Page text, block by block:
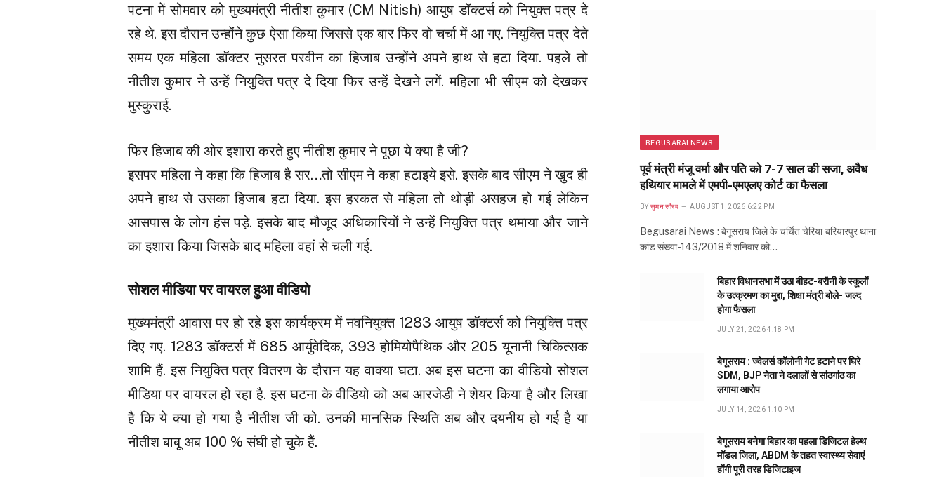
पटना में सोमवार को मुख्यमंत्री नीतीश कुमार (CM Nitish) आयुष डॉक्टर्स को नियुक्त पत्र दे
रहे थे. इस दौरान उन्होंने कुछ ऐसा किया जिससे एक बार फिर वो चर्चा में आ गए. नियुक्ति पत्र देते
समय एक महिला डॉक्टर नुसरत परवीन का हिजाब उन्होंने अपने हाथ से हटा दिया. पहले तो
नीतीश कुमार ने उन्हें नियुक्ति पत्र दे दिया फिर उन्हें देखने लगें. महिला भी सीएम को देखकर
मुस्कुराई.
फिर हिजाब की ओर इशारा करते हुए नीतीश कुमार ने पूछा ये क्या है जी?
इसपर महिला ने कहा कि हिजाब है सर…तो सीएम ने कहा हटाइये इसे. इसके बाद सीएम ने खुद ही
अपने हाथ से उसका हिजाब हटा दिया. इस हरकत से महिला तो थोड़ी असहज हो गई लेकिन
आसपास के लोग हंस पड़े. इसके बाद मौजूद अधिकारियों ने उन्हें नियुक्ति पत्र थमाया और जाने
का इशारा किया जिसके बाद महिला वहां से चली गई.
सोशल मीडिया पर वायरल हुआ वीडियो
मुख्यमंत्री आवास पर हो रहे इस कार्यक्रम में नवनियुक्त 1283 आयुष डॉक्टर्स को नियुक्ति पत्र
दिए गए. 1283 डॉक्टर्स में 685 आर्युवेदिक, 393 होमियोपैथिक और 205 यूनानी चिकित्सक
शामि हैं. इस नियुक्ति पत्र वितरण के दौरान यह वाक्या घटा. अब इस घटना का वीडियो सोशल
मीडिया पर वायरल हो रहा है. इस घटना के वीडियो को अब आरजेडी ने शेयर किया है और लिखा
है कि ये क्या हो गया है नीतीश जी को. उनकी मानसिक स्थिति अब और दयनीय हो गई है या
नीतीश बाबू अब 100 % संघी हो चुके हैं.
BEGUSARAI NEWS
पूर्व मंत्री मंजू वर्मा और पति को 7-7 साल की सजा, अवैध
हथियार मामले में एमपी-एमएलए कोर्ट का फैसला
BY सुमन सौरब AUGUST 1, 2026 6:22 PM
Begusarai News : बेगूसराय जिले के चर्चित चेरिया बरियारपुर थाना
कांड संख्या-143/2018 में शनिवार को…
बिहार विधानसभा में उठा बीहट-बरौनी के स्कूलों
के उत्क्रमण का मुद्दा, शिक्षा मंत्री बोले- जल्द
होगा फैसला
JULY 21, 2026 4:18 PM
बेगूसराय : ज्वेलर्स कॉलोनी गेट हटाने पर घिरे
SDM, BJP नेता ने दलालों से सांठगांठ का
लगाया आरोप
JULY 14, 2026 1:10 PM
बेगूसराय बनेगा बिहार का पहला डिजिटल हेल्थ
मॉडल जिला, ABDM के तहत स्वास्थ्य सेवाएं
होंगी पूरी तरह डिजिटाइज